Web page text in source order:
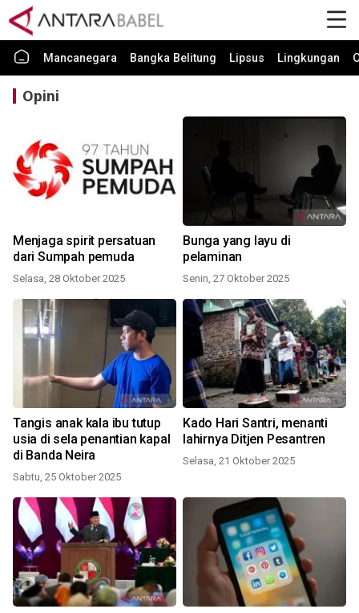
Mancanegara Bangka Belitung Lipsus Lingkungan
Opini
Menjaga spirit persatuan
dari Sumpah pemuda
Selasa, 28 Oktober 2025
Bunga yang layu di
pelaminan
Senin, 27 Oktober 2025
Tangis anak kala ibu tutup
usia di sela penantian kapal
di Banda Neira
Sabtu, 25 Oktober 2025
Kado Hari Santri, menanti
lahirnya Ditjen Pesantren
Selasa, 21 Oktober 2025